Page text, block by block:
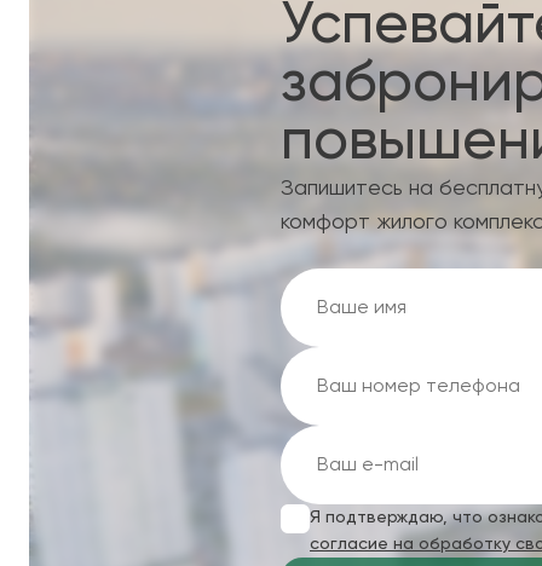
Запишитесь на
комфорт жилого
Я подтверждаю, что
согласие на обработку